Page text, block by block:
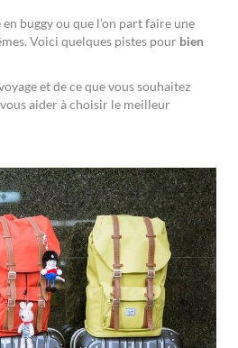
buggy ou que l’on part faire une
Voici quelques pistes pour bien
et de ce que vous souhaitez
aider à choisir le meilleur